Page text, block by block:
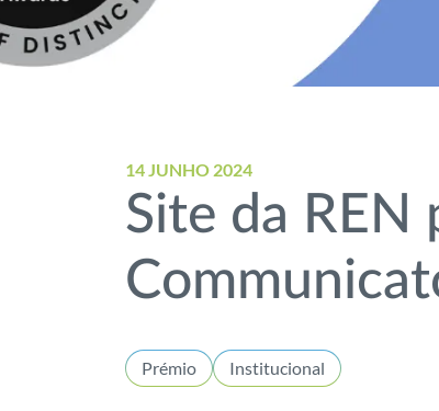
14 JUNHO 2024
Site da REN
Prémio Institucional